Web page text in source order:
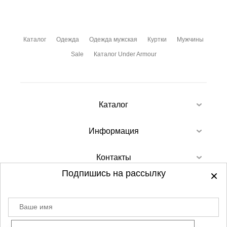
Каталог Одежда Одежда мужская Куртки Мужчины
Sale Каталог Under Armour
Каталог
Информация
Контакты
©2012-2026 - Sellgroup.ru - все права
Подпишись на рассылку
Ваше имя